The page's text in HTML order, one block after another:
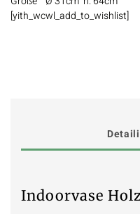
[yith_wcwl_add_to_wishlist]
Indoorvase